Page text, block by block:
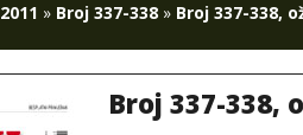
2011 » Broj 337-338 » Broj 337-338,
Broj 337-338,